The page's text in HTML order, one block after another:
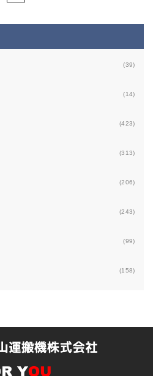
(39)
(14)
(423)
(313)
(206)
(243)
(99)
(158)